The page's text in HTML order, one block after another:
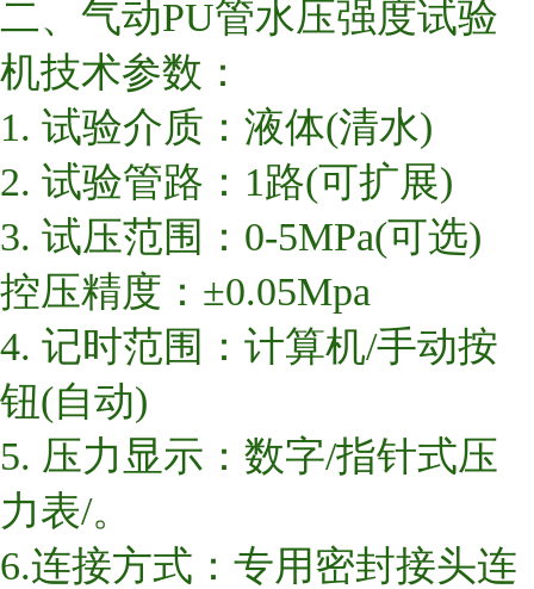
二、气动PU管水压强度试验
机技术参数：
1. 试验介质：液体(清水)
2. 试验管路：1路(可扩展)
3. 试压范围：0-5MPa(可选)
控压精度：±0.05Mpa
4. 记时范围：计算机/手动按
钮(自动)
5. 压力显示：数字/指针式压
力表/。
6.连接方式：专用密封接头连